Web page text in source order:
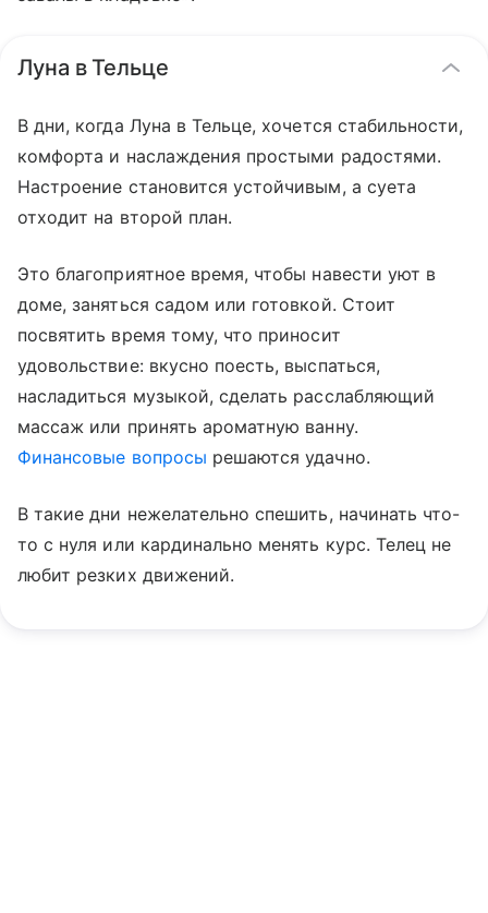
Луна в Тельце
В дни, когда Луна в Тельце, хочется стабильности,
комфорта и наслаждения простыми радостями.
Настроение становится устойчивым, а суета
отходит на второй план.
Это благоприятное время, чтобы навести уют в
доме, заняться садом или готовкой. Стоит
посвятить время тому, что приносит
удовольствие: вкусно поесть, выспаться,
насладиться музыкой, сделать расслабляющий
массаж или принять ароматную ванну.
Финансовые вопросы решаются удачно.
В такие дни нежелательно спешить, начинать что-
то с нуля или кардинально менять курс. Телец не
любит резких движений.